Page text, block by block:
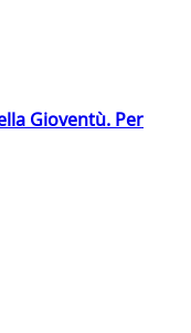
Gioventù. Per